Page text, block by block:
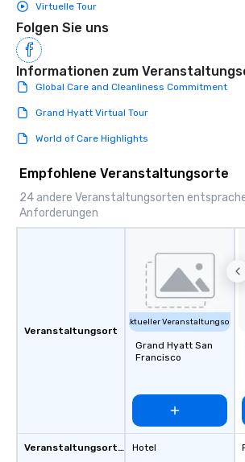
Virtuelle Tour
Folgen Sie uns
Informationen zum
Global Care and Cleanliness Commitment
Grand Hyatt Virtual Tour
World of Care Highlights
Empfohlene Veranstaltungsorte
24 andere Veranstaltungsorten
Anforderungen
Veranstaltungsort
Veranstaltungsortstyp
Aktueller Veranstaltungsort
Grand Hyatt San
Francisco
Hotel